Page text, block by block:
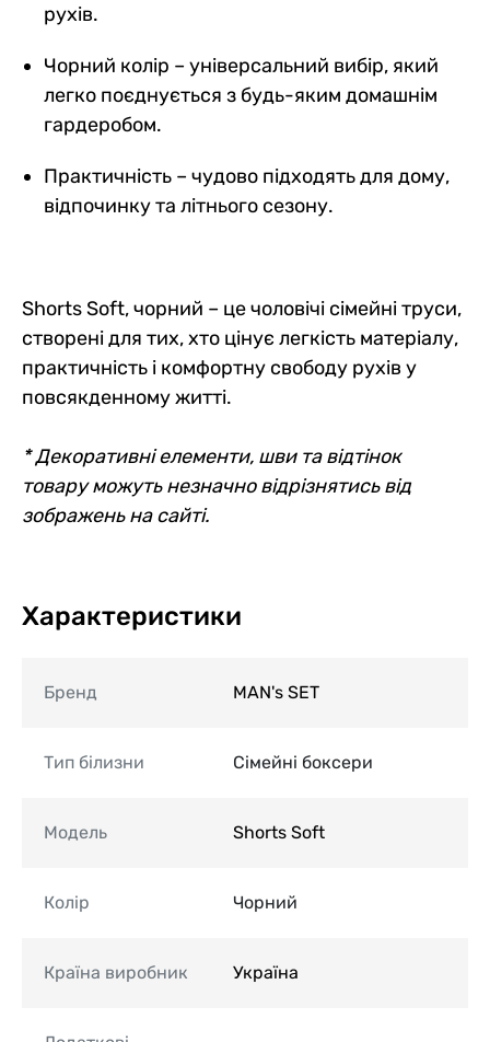
рухів.
Чорний колір – універсальний вибір, який
легко поєднується з будь-яким домашнім
гардеробом.
Практичність – чудово підходять для дому,
відпочинку та літнього сезону.
Shorts Soft, чорний – це чоловічі сімейні труси,
створені для тих, хто цінує легкість матеріалу,
практичність і комфортну свободу рухів у
повсякденному житті.
* Декоративні елементи, шви та відтінок
товару можуть незначно відрізнятись від
зображень на сайті.
Характеристики
Бренд MAN's SET
Тип білизни Сімейні боксери
Модель Shorts Soft
Колір Чорний
Країна виробник Україна